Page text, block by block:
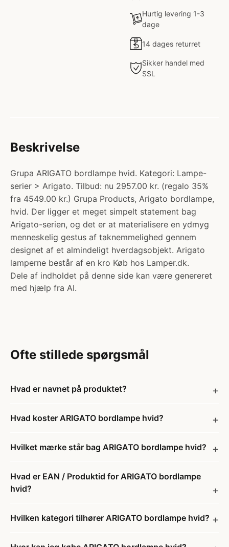
Hurtig levering 1-3
dage
14 dages returret
Sikker handel med
SSL
Beskrivelse
Grupa ARIGATO bordlampe hvid. Kategori: Lampe-
serier > Arigato. Tilbud: nu 2957.00 kr. (regalo 35%
fra 4549.00 kr.) Grupa Products, Arigato bordlampe,
hvid. Der ligger et meget simpelt statement bag
Arigato-serien, og det er at materialisere en ydmyg
menneskelig gestus af taknemmelighed gennem
designet af et almindeligt hverdagsobjekt. Arigato
lamperne består af en kro Køb hos Lamper.dk.
Dele af indholdet på denne side kan være genereret
med hjælp fra AI.
Ofte stillede spørgsmål
Hvad er navnet på produktet?
Hvad koster ARIGATO bordlampe hvid?
Hvilket mærke står bag ARIGATO bordlampe hvid?
Hvad er EAN / Produktid for ARIGATO bordlampe
hvid?
Hvilken kategori tilhører ARIGATO bordlampe hvid?